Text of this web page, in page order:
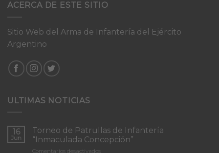
ACERCA DE ESTE SITIO
Sitio Web del Arma de Infantería del Ejército
Argentino
ULTIMAS NOTICIAS
16
Jun
Torneo de Patrullas de Infantería
“Inmaculada Concepción”
Comentarios desactivadosen